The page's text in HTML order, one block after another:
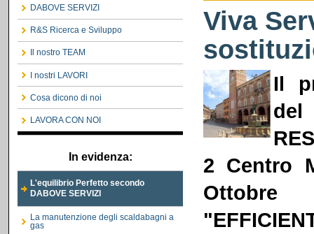
DABOVE SERVIZI
R&S Ricerca e Sviluppo
Il nostro TEAM
I nostri LAVORI
Cosa dicono di noi
LAVORA CON NOI
In evidenza:
L'equilibrio Perfetto secondo
DABOVE SERVIZI
La manutenzione degli scaldabagni a
gas
Viva
Il
del
2 Centro
"